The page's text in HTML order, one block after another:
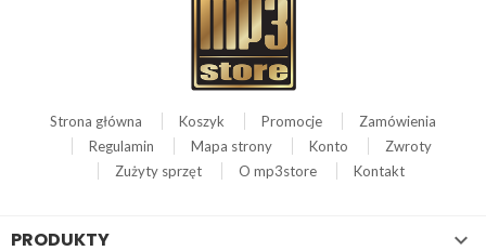
Strona główna Koszyk Promocje
Zamówienia
Regulamin
Mapa strony Konto
Zwroty
Zużyty sprzęt
O mp3store Kontakt
PRODUKTY 